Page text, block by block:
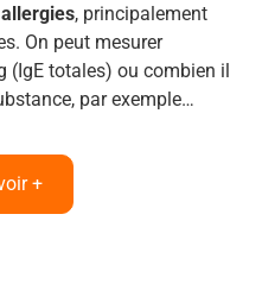
, principalement
On peut mesurer
(IgE totales) ou combien il
par exemple…
+